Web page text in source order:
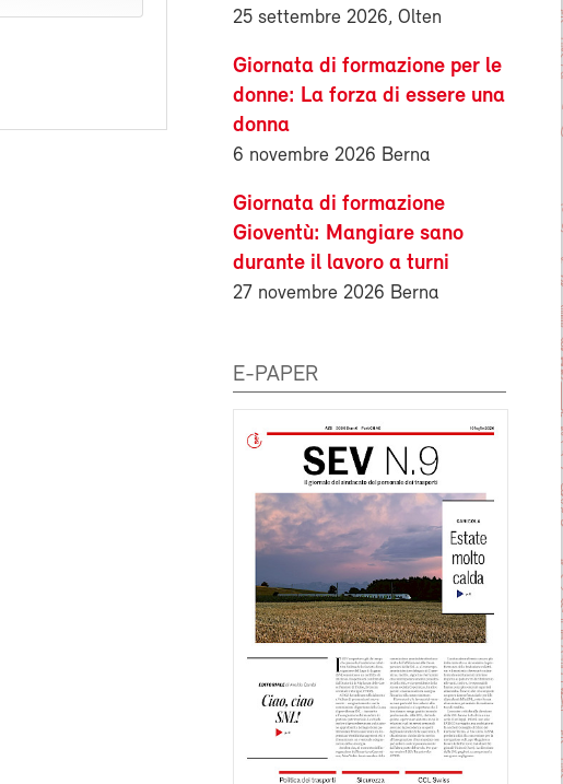
25 settembre 2026, Olten
Giornata di formazione per le
donne: La forza di essere una
donna
6 novembre 2026 Berna
Giornata di formazione
Gioventù: Mangiare sano
durante il lavoro a turni
27 novembre 2026 Berna
E-PAPER